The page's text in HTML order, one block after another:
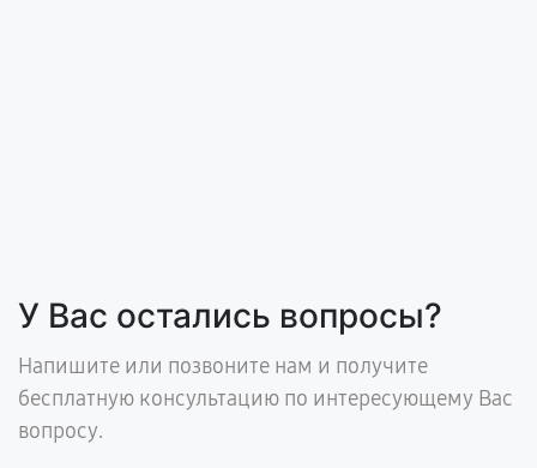
У Вас остались вопросы?
Напишите или позвоните нам и получите
бесплатную консультацию по интересующему Вас
вопросу.